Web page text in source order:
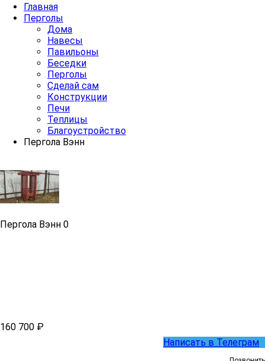
Главная
Перголы
Дома
Навесы
Павильоны
Беседки
Перголы
Сделай сам
Конструкции
Печи
Теплицы
Благоустройство
Пергола Вэнн
Пергола Вэнн 0
160 700 ₽
Написать в Телеграм